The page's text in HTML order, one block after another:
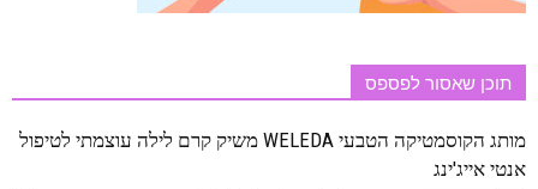
תוכן שאסור לפספס
מותג הקוסמטיקה הטבעי WELEDA משיק קרם לילה עוצמתי לטיפול
אנטי אייג'ינג